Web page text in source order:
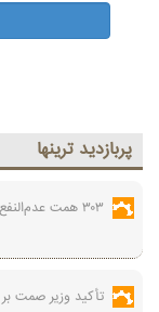
پربازديد ترينها
۳۰۳ همت عدم‌النفع صنایع از ناترازی‌ها
تأکید وزیر صمت